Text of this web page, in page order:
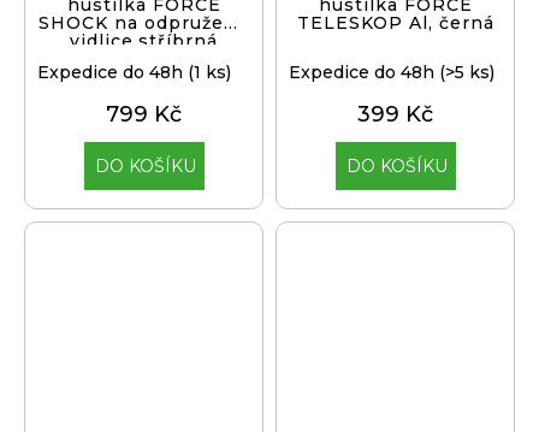
hustilka FORCE
SHOCK na odpružené
vidlice,stříbrná
Expedice do 48h (1 ks)
799 Kč
DO KOŠÍKU
hustilka FORCE
TELESKOP Al, černá
Expedice do 48h (>5 ks)
399 Kč
DO KOŠÍKU